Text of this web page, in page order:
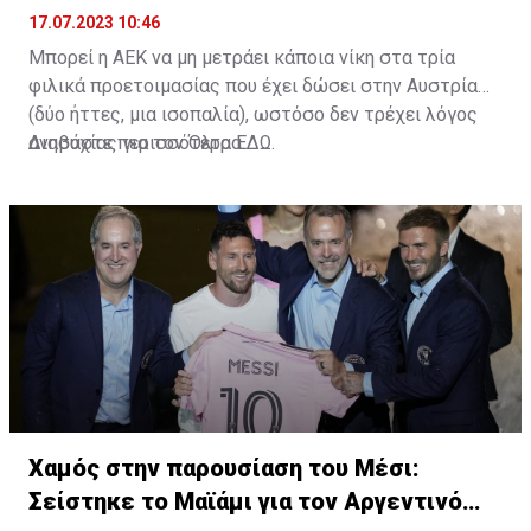
17.07.2023 10:46
Μπορεί η ΑΕΚ να μη μετράει κάποια νίκη στα τρία
φιλικά προετοιμασίας που έχει δώσει στην Αυστρία
(δύο ήττες, μια ισοπαλία), ωστόσο δεν τρέχει λόγος
ανησυχίας για τον Όλτρα.
Διαβάστε περισσότεραΕΔΩ.
Χαμός στην παρουσίαση του Μέσι:
Σείστηκε το Μαϊάμι για τον Αργεντινό